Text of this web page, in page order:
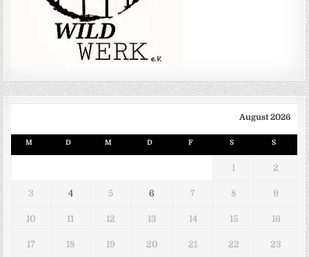
August 2026
M D M D F S S
1 2
3 4 5 6 7 8 9
10 11 12 13 14 15 16
17 18 19 20 21 22 23